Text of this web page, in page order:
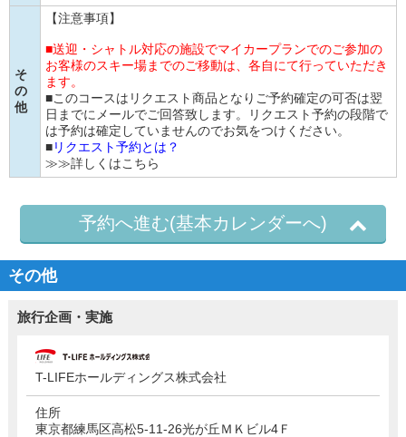
そ
の
他
【注意事項】
■送迎・シャトル対応の施設でマイカープランでのご参加の
お客様のスキー場までのご移動は、各自にて行っていただき
ます。
■このコースはリクエスト商品となりご予約確定の可否は翌
日までにメールでご回答致します。リクエスト予約の段階で
は予約は確定していませんのでお気をつけください。
■リクエスト予約とは？
≫≫詳しくはこちら
予約へ進む(基本カレンダーへ)
その他
旅行企画・実施
T-LIFEホールディングス株式会社
住所
東京都練馬区高松5-11-26光が丘ＭＫビル4Ｆ